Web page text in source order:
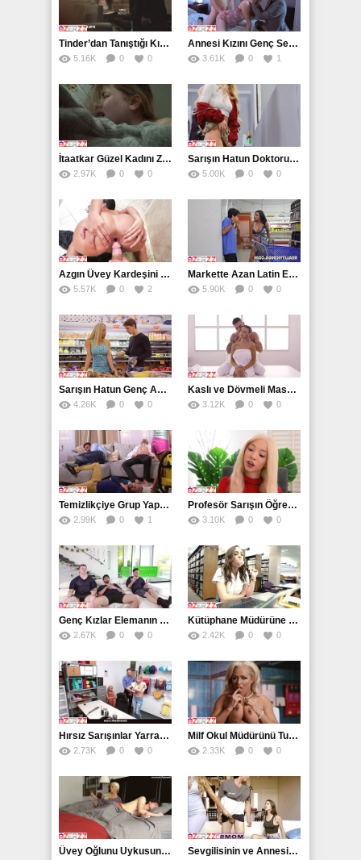
Tinder’dan Tanıştığı Kız İle Kafede Buluştuktan Sonra Eve Attı
5.16K 0 0
Annesi Kızını Genç Sevgilisine Siktiriyor
3.61K 0 1
İtaatkar Güzel Kadını Zevkin Doruklarında Sikiyor
2.97K 0 0
Sarışın Hatun Doktoru Görünce Dayanamıyor
5.00K 0 0
Azgın Üvey Kardeşini Duşta Götten Sikiyor
5.57K 0 2
Markette Azan Latin Esmer Götten Yiyor
5.90K 0 0
Sarışın Hatun Genç Adama Marketin İçinde Veriyor
4.26K 0 0
Kaslı ve Dövmeli Masör Dar Amcığı Görünce Dayanamıyor
3.12K 0 0
Temizlikçiye Grup Yapan Zengin Piçler
2.99K 0 1
Profesör Sarışın Öğrencisinin Her Yerine boşalıyor
3.10K 0 0
Genç Kızlar Elemanın Aletini Yalayıp Yutuyorlar
2.67K 0 0
Kütüphane Müdürüne Veren Genç Üniversiteli
2.42K 0 0
Hırsız Sarışınlar Yarrağı Yemeden Gidemiyor
2.73K 0 0
Milf Okul Müdürünü Tuvalette Sikiyor
2.33K 0 0
Üvey Oğlunu Uykusunda Boşaltan Milf Sarışın Sevgilisinin ve Annesiyle Grup Yapan Genç Liseli